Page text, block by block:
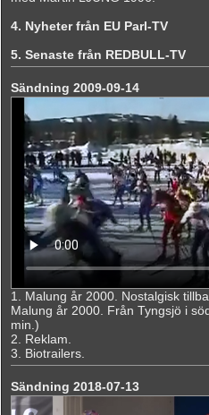
4. Nyheter från EU Parl-TV
5. Senaste från REDBULL-TV
Sändning 2009-09-14
1. Malung år 2000. Nostalgisk
Malung år 2000. Från Tyngsjö i
min.)
2. Reklam.
3. Biotrailers.
Sändning 2018-07-13